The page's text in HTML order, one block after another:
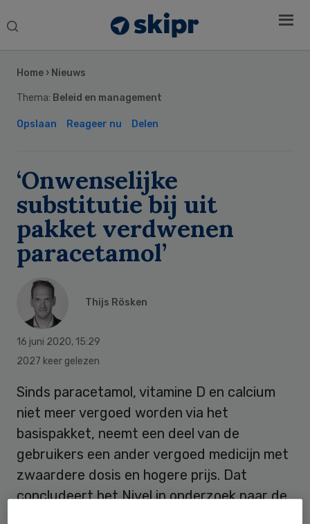
Search
Home › Nieuws
Thema: Beleid en management
Opslaan Reageer nu Delen
‘Onwenselijke
substitutie bij uit
pakket verdwenen
paracetamol’
Thijs Rösken
16 juni 2020, 15:29
2027 keer gelezen
Sinds paracetamol, vitamine D en calcium
niet meer vergoed worden via het
basispakket, neemt een deel van de
gebruikers een ander vergoed medicijn met
zwaardere dosis en hogere prijs. Dat
concludeert het Nivel in onderzoek naar de
Sidebar